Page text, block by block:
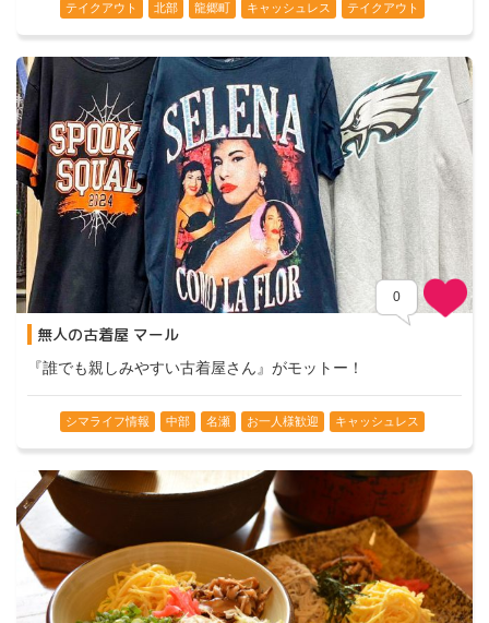
テイクアウト 北部 龍郷町 キャッシュレス テイクアウト
0
無人の古着屋 マール
『誰でも親しみやすい古着屋さん』がモットー！
シマライフ情報 中部 名瀬 お一人様歓迎 キャッシュレス